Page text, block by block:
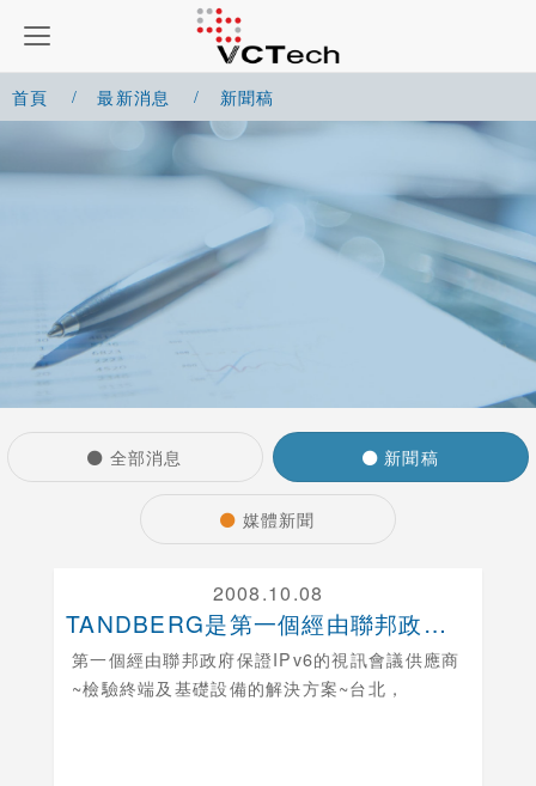
首頁 最新消息 新聞稿
全部消息 新聞稿
媒體新聞
2008.10.08
TANDBERG是第一個經由聯邦政府保證IPv6的....
第一個經由聯邦政府保證IPv6的視訊會議供應商
~檢驗終端及基礎設備的解決方案~台北，